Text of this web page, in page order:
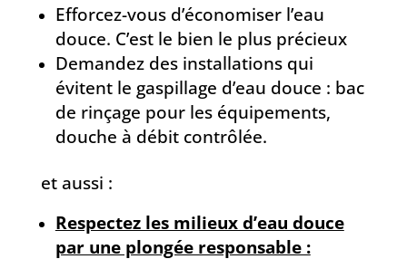
Efforcez-vous d’économiser l’eau
douce. C’est le bien le plus précieux
Demandez des installations qui
évitent le gaspillage d’eau douce : bac
de rinçage pour les équipements,
douche à débit contrôlée.
et aussi :
Respectez les milieux d’eau douce
par une plongée responsable :